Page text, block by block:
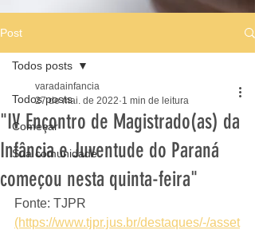
Post
Todos posts
Começar
Sua comunidade
Todos posts
"IV Encontro de Magistrado(as) da
Infância e Juventude do Paraná
começou nesta quinta-feira"
varadainfancia
27 de mai. de 2022 1 min de leitura
Fonte: TJPR
(https://www.tjpr.jus.br/destaques/-/asset